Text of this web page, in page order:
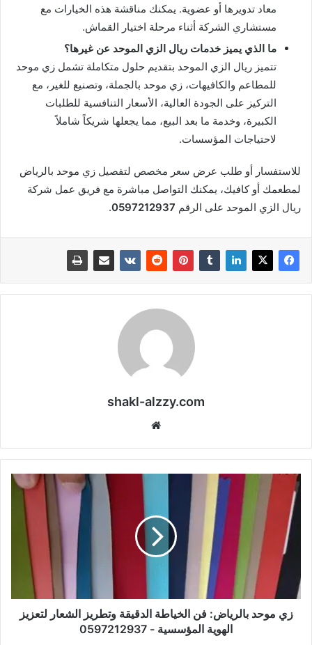
معاد تدويرها أو عضوية. يمكنك مناقشة هذه الخيارات مع
مستشاري الشركة أثناء مرحلة اختيار القماش.
ما الذي يميز خدمات ريال الزي الموحد عن غيرها؟
تتميز ريال الزي الموحد بتقديم حلول متكاملة تشمل زي موحد
للمطاعم والكافيهات، زي موحد بالجملة، وتصنيع للغير، مع
التركيز على الجودة العالية، الأسعار التنافسية للطلبات
الكبيرة، وخدمة ما بعد البيع، مما يجعلها شريكاً شاملاً
لاحتياجات المؤسسات.
للاستفسار أو طلب عرض سعر مخصص لتفصيل زي موحد بالرياض
لمطعمك أو كافيك، يمكنك التواصل مباشرة مع فريق عمل شركة
ريال الزي الموحد على الرقم 0597212937
.
shakl-alzzy.com
زي موحد بالرياض: فن الخياطة الدقيقة وتطريز الشعار لتعزيز
الهوية المؤسسية - 0597212937